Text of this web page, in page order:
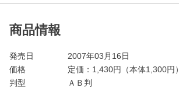
商品情報
発売日
2007年03月16日
価格
定価： 1,430円（本体1,300円）
判型
ＡＢ判